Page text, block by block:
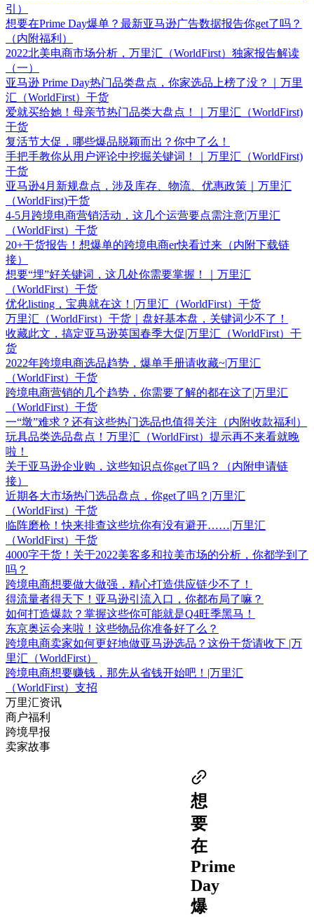
引）
想要在Prime Day爆单？最新亚马逊广告数据报告你get了吗？
（内附福利）
2022北美电商市场分析，万里汇（WorldFirst）独家报告解读
（一）
亚马逊 Prime Day热门品类盘点，你家选品上榜了没？｜万里
汇（WorldFirst）干货
爱就买给她！母亲节热门品类大盘点！｜万里汇（WorldFirst)
干货
复活节大促，哪些爆品脱颖而出？你中了么！
手把手教你从用户评论中挖掘关键词！｜万里汇（WorldFirst)
干货
亚马逊4月新规盘点，涉及库存、物流、优惠政策｜万里汇
（WorldFirst)干货
4-5月跨境电商营销活动，这几个运营要点需注意|万里汇
（WorldFirst）干货
20+干货报告！想爆单的跨境电商er快看过来（内附下载链
接）
想要“埋”好关键词，这几处你需要掌握！｜万里汇
（WorldFirst）干货
优化listing，宝典就在这！|万里汇（WorldFirst）干货
万里汇（WorldFirst）干货｜盘好基本盘，关键词少不了！
收藏此文，搞定亚马逊英国春季大促|万里汇（WorldFirst）干
货
2022年跨境电商选品趋势，爆单手册请收藏~|万里汇
（WorldFirst）干货
跨境电商营销的几个趋势，你需要了解的都在这了|万里汇
（WorldFirst）干货
一“墩”难求？还有这些热门选品也值得关注（内附收款福利）
玩具品类选品盘点！万里汇（WorldFirst）提示再不来看就晚
啦！
关于亚马逊企业购，这些知识点你get了吗？（内附申请链
接）
近期各大市场热门选品盘点，你get了吗？|万里汇
（WorldFirst）干货
临阵磨枪！快来排查这些坑你有没有避开……|万里汇
（WorldFirst）干货
4000字干货！关于2022美客多和拉美市场的分析，你都学到了
吗？
跨境电商想要做大做强，精心打造供应链少不了！
得流量者得天下！亚马逊引流入口，你都布局了嘛？
如何打造爆款？掌握这些你可能就是Q4旺季黑马！
东京奥运会来啦！这些物品你准备好了么？
跨境电商卖家如何更好地做亚马逊选品？这份干货请收下 |万
里汇（WorldFirst）
跨境电商想要赚钱，那先从省钱开始吧！|万里汇
（WorldFirst）支招
万里汇资讯
商户福利
跨境早报
卖家故事
想
要
在
Prime
Day
爆